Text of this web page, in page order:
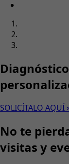
SOLICÍTALO AQUÍ
No te
visitas y